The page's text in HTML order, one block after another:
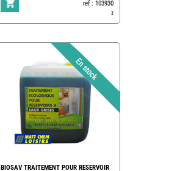
ref : 103930
3
BIOSAV TRAITEMENT POUR RESERVOIR